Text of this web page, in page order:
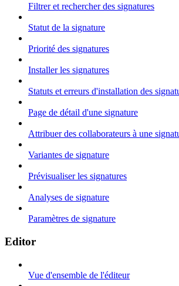
Filtrer et rechercher des signatures
Statut de la signature
Priorité des signatures
Installer les signatures
Statuts et erreurs d'installation des
Page de détail d'une signature
Attribuer des collaborateurs à une
Variantes de signature
Prévisualiser les signatures
Analyses de signature
Paramètres de signature
Editor
Vue d'ensemble de l'éditeur